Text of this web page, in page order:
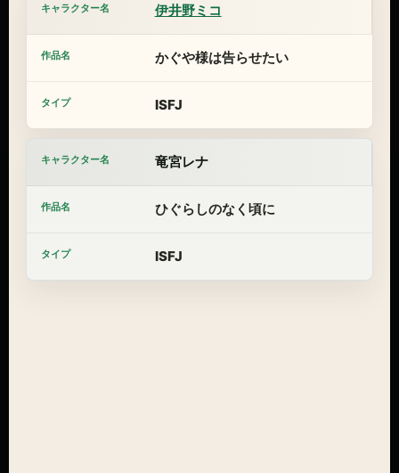
伊井野ミコ
かぐや様は告らせたい
ISFJ
竜宮レナ
ひぐらしのなく頃に
ISFJ